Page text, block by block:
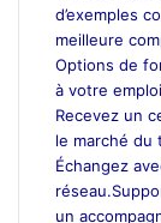
d’exemples
meilleure
Options de
à votre
Recevez un
le marché du
Échangez
un